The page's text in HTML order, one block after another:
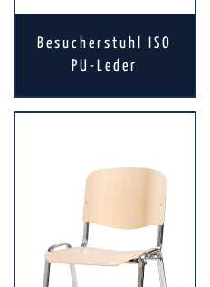
Besucherstuhl ISO
PU-Leder